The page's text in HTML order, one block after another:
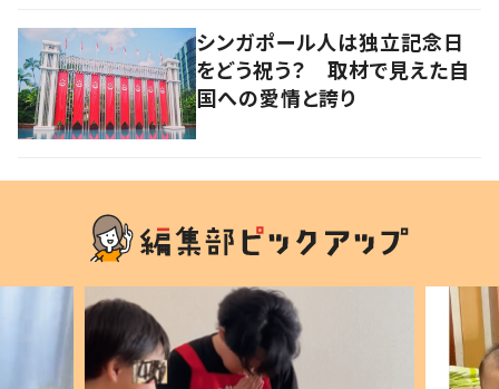
シンガポール人は独立記念日
をどう祝う？ 取材で見えた自
国への愛情と誇り